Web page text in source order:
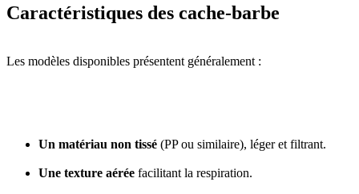
Caractéristiques des cache-barbe
Les modèles disponibles présentent généralement :
Un matériau non tissé (PP ou similaire), léger et filtrant.
Une texture aérée facilitant la respiration.